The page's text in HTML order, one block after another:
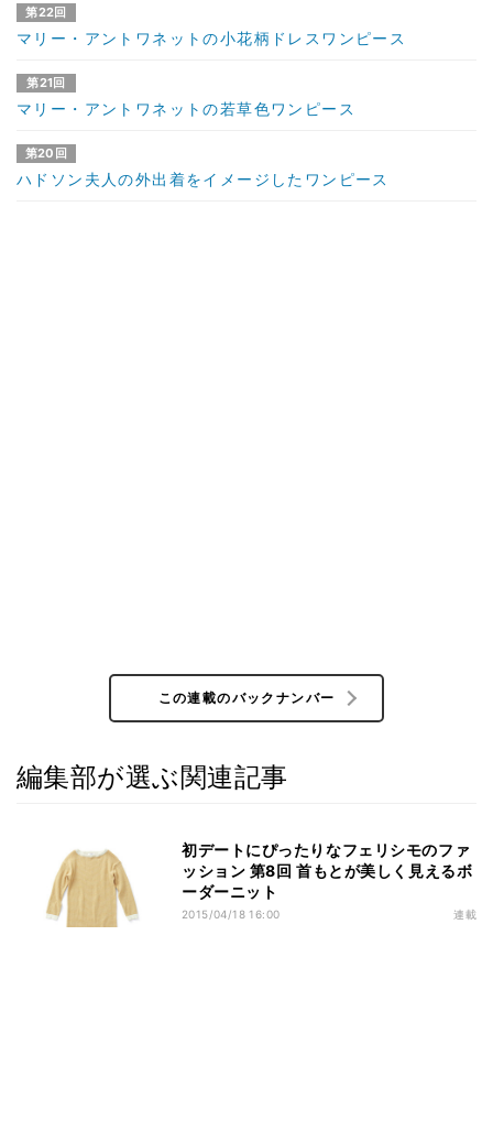
第22回
マリー・アントワネットの小花柄ドレスワンピース
第21回
マリー・アントワネットの若草色ワンピース
第20回
ハドソン夫人の外出着をイメージしたワンピース
この連載のバックナンバー
編集部が選ぶ関連記事
初デートにぴったりなフェリシモのファ
ッション 第8回 首もとが美しく見えるボ
ーダーニット
2015/04/18 16:00 連載